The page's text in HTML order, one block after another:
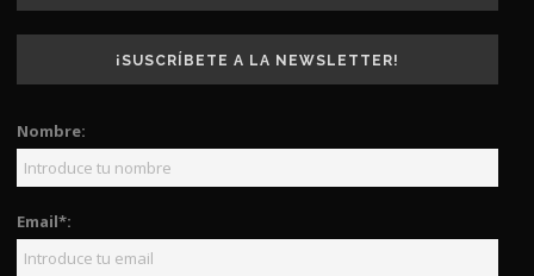
¡SUSCRÍBETE A LA NEWSLETTER!
Nombre:
Email*: